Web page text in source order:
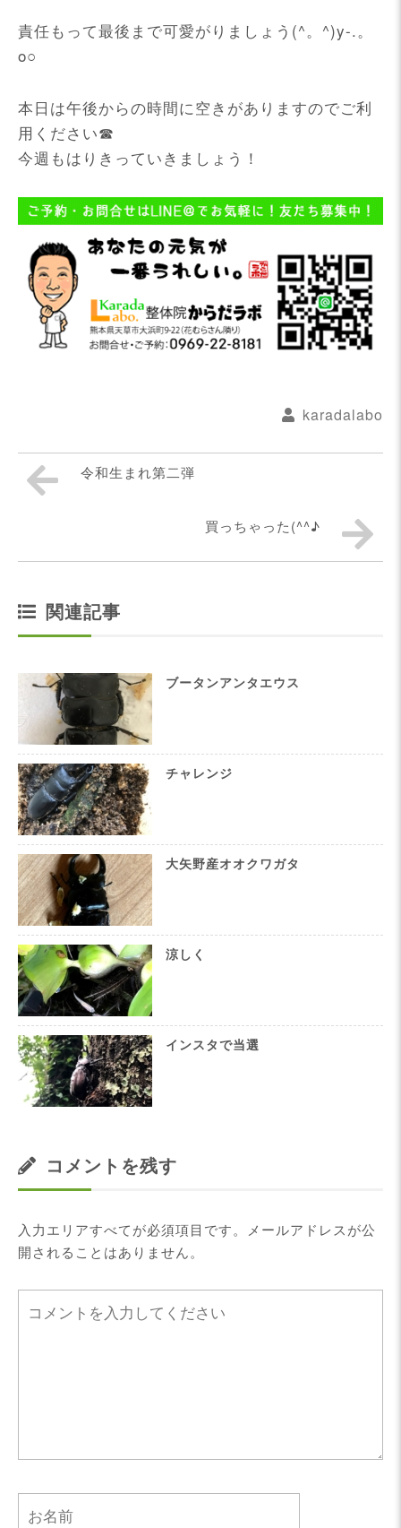
責任もって最後まで可愛がりましょう(^。^)y-.。
o○
本日は午後からの時間に空きがありますのでご利
用ください☎
今週もはりきっていきましょう！
karadalabo
令和生まれ第二弾
買っちゃった(^^♪
関連記事
ブータンアンタエウス
チャレンジ
大矢野産オオクワガタ
涼しく
インスタで当選
コメントを残す
入力エリアすべてが必須項目です。メールアドレスが公
開されることはありません。